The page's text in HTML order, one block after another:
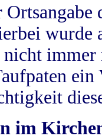
wurde
im